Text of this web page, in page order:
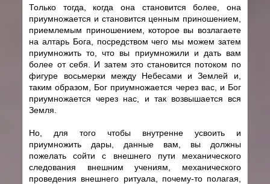
Только тогда, когда она становится более, она
приумножается и становится ценным приношением,
приемлемым приношением, которое вы возлагаете
на алтарь Бога, посредством чего мы можем затем
приумножить то, что вы приумножили и дать вам
более от себя. И затем это становится потоком по
фигуре восьмерки между Небесами и Землей и,
таким образом, Бог приумножается через вас, и Бог
приумножается через нас, и так возвышается вся
Земля.
Но, для того чтобы внутренне усвоить и
приумножить дары, данные вам, вы должны
пожелать сойти с внешнего пути механического
следования внешним учениям, механического
проведения внешнего ритуала, почему-то полагая,